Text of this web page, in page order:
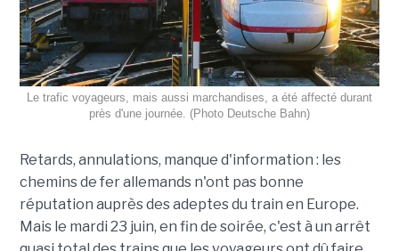
Le trafic voyageurs, mais aussi marchandises, a été affecté durant
près d'une journée. (Photo Deutsche Bahn)
Retards, annulations, manque d'information : les
chemins de fer allemands n'ont pas bonne
réputation auprès des adeptes du train en Europe.
Mais le mardi 23 juin, en fin de soirée, c'est à un arrêt